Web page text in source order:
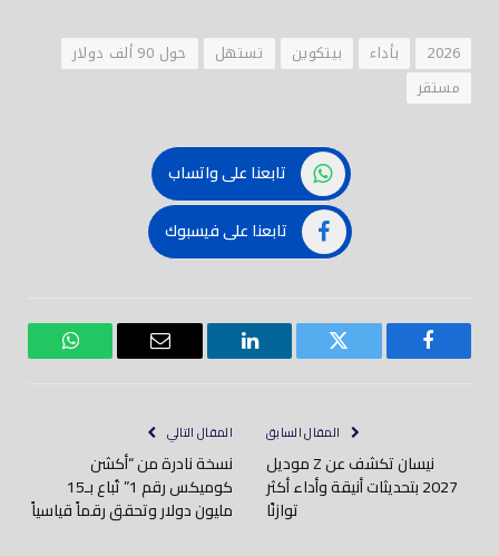
2026 بأداء بيتكوين تستهل
حول 90 ألف دولار
مستقر
تابعنا على واتساب
تابعنا على فيسبوك
فيسبوك تويتر لينكدود
بريد
واتساب
المقال السابق
نيسان تكشف عن Z موديل
2027 بتحديثات أنيقة وأداء أكثر
توازنًا
المقال التالي
نسخة نادرة من “أكشن
كوميكس رقم 1” تُباع بـ15
مليون دولار وتحقق رقماً قياسياً